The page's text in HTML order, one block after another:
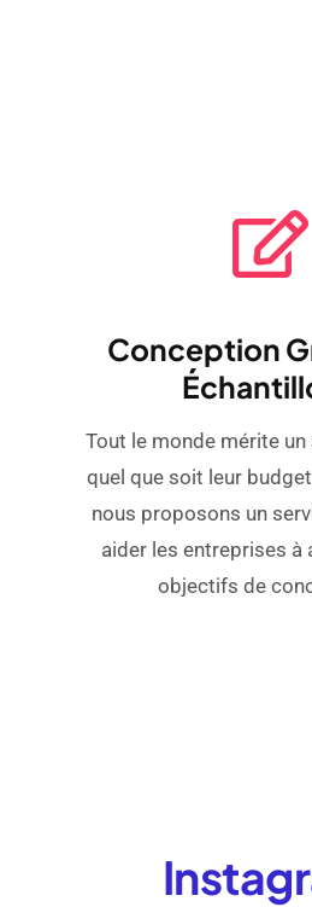
Conception
Tout le monde mérite
quel que soit leur
nous proposons un
aider les entreprises à
objectifs de